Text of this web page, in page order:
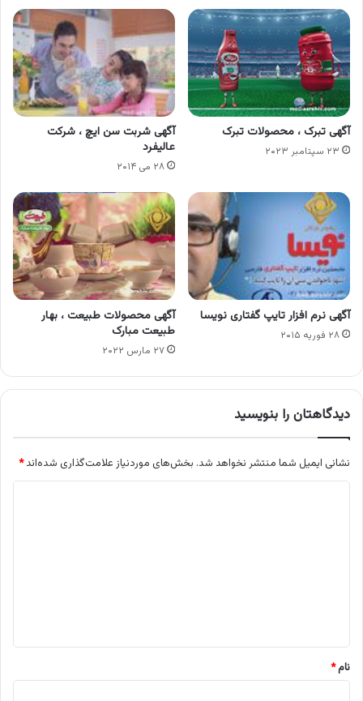
آگهی تبرک ، محصولات تبرک
۲۳ سپتامبر ۲۰۲۳
آگهی شربت سن ایچ ، شرکت
عالیفرد
۲۸ می ۲۰۱۴
آگهی نرم افزار تایپ گفتاری نویسا
۲۸ فوریه ۲۰۱۵
آگهی محصولات طبیعت ، بهار
طبیعت مبارک
۲۷ مارس ۲۰۲۲
دیدگاهتان را بنویسید
نشانی ایمیل شما منتشر نخواهد شد. بخش‌های موردنیاز علامت‌گذاری شده‌اند*
نام*